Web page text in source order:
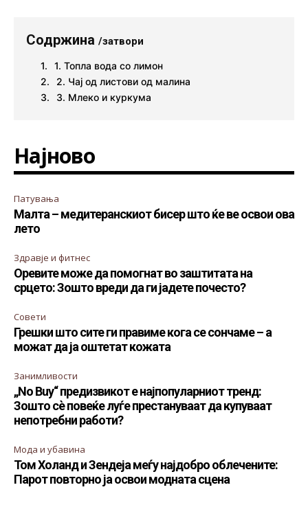
Содржина /затвори
1. Топла вода со лимон
2. Чај од листови од малина
3. Млеко и куркума
Најново
Патувања
Малта – медитеранскиот бисер што ќе ве освои ова
лето
Здравје и фитнес
Оревите може да помогнат во заштитата на
срцето: Зошто вреди да ги јадете почесто?
Совети
Грешки што сите ги правиме кога се сончаме – а
можат да ја оштетат кожата
Занимливости
„No Buy“ предизвикот е најпопуларниот тренд:
Зошто сè повеќе луѓе престануваат да купуваат
непотребни работи?
Мода и убавина
Том Холанд и Зендеја меѓу најдобро облечените:
Парот повторно ја освои модната сцена